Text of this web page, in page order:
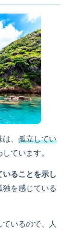
、 孤立してい
ています。
ることを示し
を感じている
いるので、人